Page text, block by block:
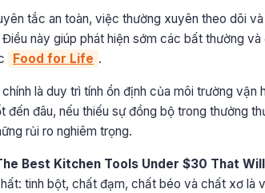
tắc an toàn, việc thường xuyên theo dõi
này giúp phát hiện sớm các bất thường
Food for Life .
là duy trì tính ổn định của môi trường vận
đến đâu, nếu thiếu sự đồng bộ trong thưởng
rủi ro nghiêm trọng.
Best Kitchen Tools Under $30 That
tinh bột, chất đạm, chất béo và chất xơ là